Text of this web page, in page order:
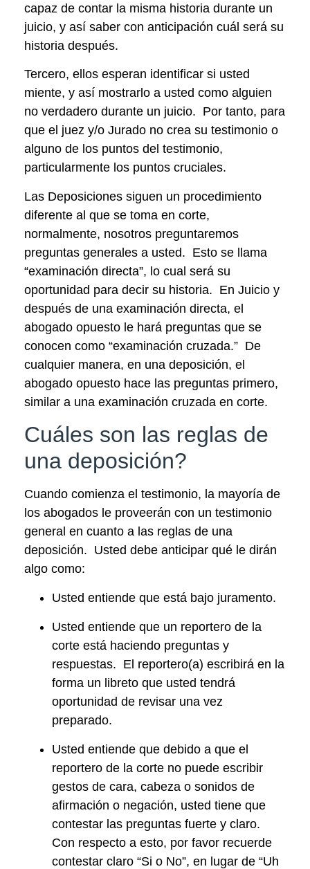
capaz de contar la misma historia durante un
juicio, y así saber con anticipación cuál será su
historia después.
Tercero, ellos esperan identificar si usted
miente, y así mostrarlo a usted como alguien
no verdadero durante un juicio. Por tanto, para
que el juez y/o Jurado no crea su testimonio o
alguno de los puntos del testimonio,
particularmente los puntos cruciales.
Las Deposiciones siguen un procedimiento
diferente al que se toma en corte,
normalmente, nosotros preguntaremos
preguntas generales a usted. Esto se llama
“examinación directa”, lo cual será su
oportunidad para decir su historia. En Juicio y
después de una examinación directa, el
abogado opuesto le hará preguntas que se
conocen como “examinación cruzada.” De
cualquier manera, en una deposición, el
abogado opuesto hace las preguntas primero,
similar a una examinación cruzada en corte.
Cuáles son las reglas de
una deposición?
Cuando comienza el testimonio, la mayoría de
los abogados le proveerán con un testimonio
general en cuanto a las reglas de una
deposición. Usted debe anticipar qué le dirán
algo como:
Usted entiende que está bajo juramento.
Usted entiende que un reportero de la
corte está haciendo preguntas y
respuestas. El reportero(a) escribirá en la
forma un libreto que usted tendrá
oportunidad de revisar una vez
preparado.
Usted entiende que debido a que el
reportero de la corte no puede escribir
gestos de cara, cabeza o sonidos de
afirmación o negación, usted tiene que
contestar las preguntas fuerte y claro.
Con respecto a esto, por favor recuerde
contestar claro “Si o No”, en lugar de “Uh